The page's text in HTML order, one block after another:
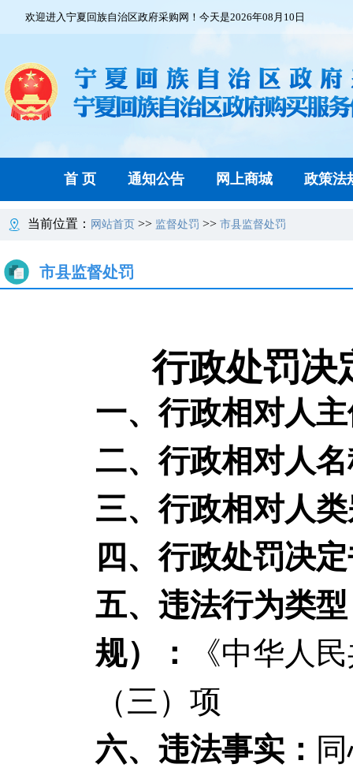
欢迎进入宁夏回族自治区政府采购网！今天是2026年08月10日
首 页 通知公告 网上商城 政策法
当前位置： 网站首页 >> 监督处罚 >> 市县监督处罚
市县监督处罚
行政处罚决
一、行政相对人
二、行政相对人
三、行政相对人
四、行政处罚决
五、违法行为类
规）：
《中华人
（三）项
六、违法事实：